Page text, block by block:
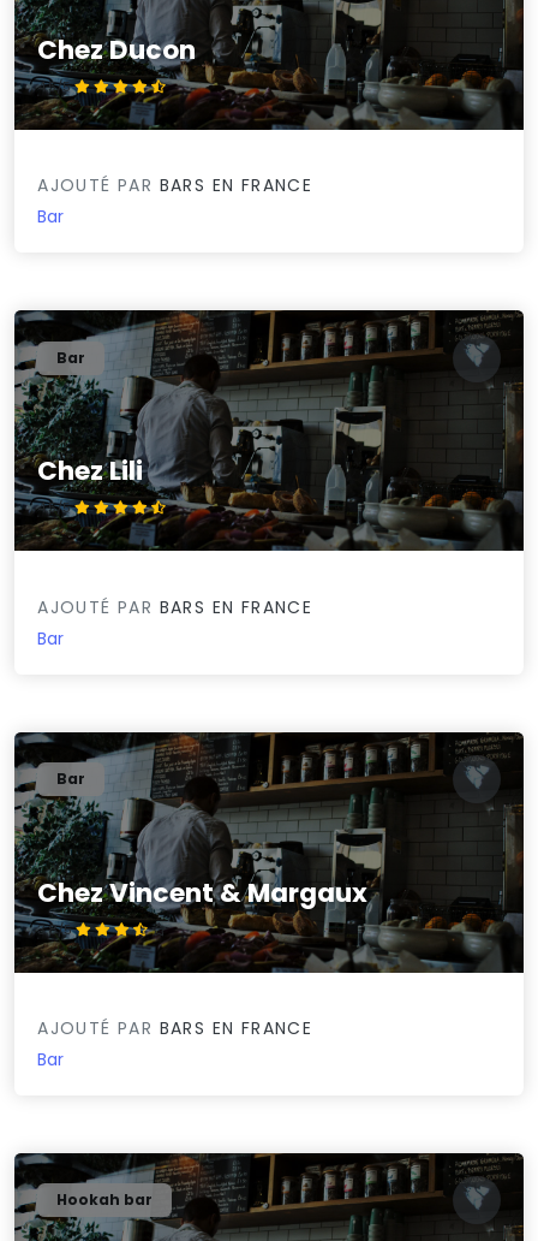
Chez Ducon
4.5/5
AJOUTÉ PAR BARS EN FRANCE
Bar
Chez Lili
4.5/5
Bar
AJOUTÉ PAR BARS EN FRANCE
Bar
Chez Vincent & Margaux
3.8/5
Bar
AJOUTÉ PAR BARS EN FRANCE
Bar
Hookah bar